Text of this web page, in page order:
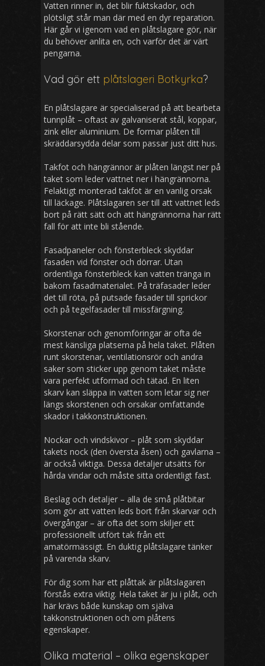
Vatten rinner in, det blir fuktskador, och
plötsligt står man där med en dyr reparation.
Här går vi igenom vad en plåtslagare gör, när
du behöver anlita en, och varför det är värt
pengarna.
Vad gör ett plåtslageri Botkyrka?
En plåtslagare är specialiserad på att bearbeta
tunnplåt – oftast av galvaniserat stål, koppar,
zink eller aluminium. De formar plåten till
skräddarsydda delar som passar just ditt hus.
Takfot och hängrännor är plåten längst ner på
taket som leder vattnet ner i hängrännorna.
Felaktigt monterad takfot är en vanlig orsak
till läckage. Plåtslagaren ser till att vattnet leds
bort på rätt sätt och att hängrännorna har rätt
fall för att inte bli stående.
Fasadpaneler och fönsterbleck skyddar
fasaden vid fönster och dörrar. Utan
ordentliga fönsterbleck kan vatten tränga in
bakom fasadmaterialet. På träfasader leder
det till röta, på putsade fasader till sprickor
och på tegelfasader till missfärgning.
Skorstenar och genomföringar är ofta de
mest känsliga platserna på hela taket. Plåten
runt skorstenar, ventilationsrör och andra
saker som sticker upp genom taket måste
vara perfekt utformad och tätad. En liten
skarv kan släppa in vatten som letar sig ner
längs skorstenen och orsakar omfattande
skador i takkonstruktionen.
Nockar och vindskivor – plåt som skyddar
takets nock (den översta åsen) och gavlarna –
är också viktiga. Dessa detaljer utsätts för
hårda vindar och måste sitta ordentligt fast.
Beslag och detaljer – alla de små plåtbitar
som gör att vatten leds bort från skarvar och
övergångar – är ofta det som skiljer ett
professionellt utfört tak från ett
amatörmässigt. En duktig plåtslagare tänker
på varenda skarv.
För dig som har ett plåttak är plåtslagaren
förstås extra viktig. Hela taket är ju i plåt, och
här krävs både kunskap om själva
takkonstruktionen och om plåtens
egenskaper.
Olika material – olika egenskaper